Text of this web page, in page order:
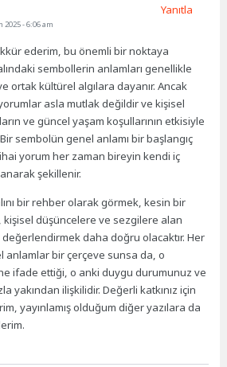
2025 - 6:06 am
ederim, bu önemli bir noktaya
sembollerin anlamları genellikle
ortak kültürel algılara dayanır. Ancak
asla mutlak değildir ve kişisel
ve güncel yaşam koşullarının etkisiyle
sembolün genel anlamı bir başlangıç
yorum her zaman bireyin kendi iç
şekillenir.
bir rehber olarak görmek, kesin bir
düşüncelere ve sezgilere alan
daha doğru olacaktır. Her
anlamlar bir çerçeve sunsa da, o
ifade ettiği, o anki duygu durumunuz ve
yakından ilişkilidir. Değerli katkınız için
yayınlamış olduğum diğer yazılara da
Yanıtla